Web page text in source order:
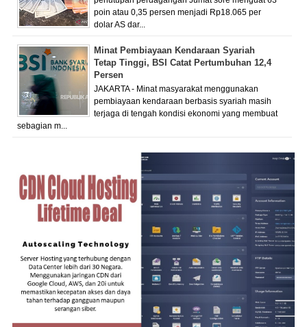
poin atau 0,35 persen menjadi Rp18.065 per
dolar AS dar...
Minat Pembiayaan Kendaraan Syariah
Tetap Tinggi, BSI Catat Pertumbuhan 12,4
Persen
JAKARTA - Minat masyarakat menggunakan
pembiayaan kendaraan berbasis syariah masih
terjaga di tengah kondisi ekonomi yang membuat
sebagian m...